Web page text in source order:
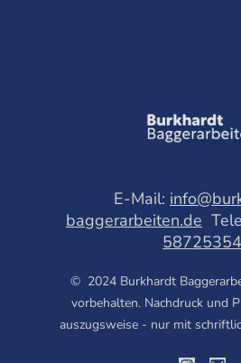
E-Mail:
baggerarbeiten.de
58725354
© 2024 Burkhardt
vorbehalten. Nachdruck und
auszugsweise - nur mit